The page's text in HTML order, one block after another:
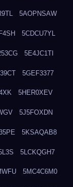
5AOPNSAW
5CDCU7YL
5E4JC1TI
5GEF3377
5HER0XEV
5J5FOXDN
5KSAQAB8
5LCKQGH7
5MC4C6M0